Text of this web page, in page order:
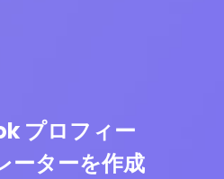
プロフィー
ーターを作成